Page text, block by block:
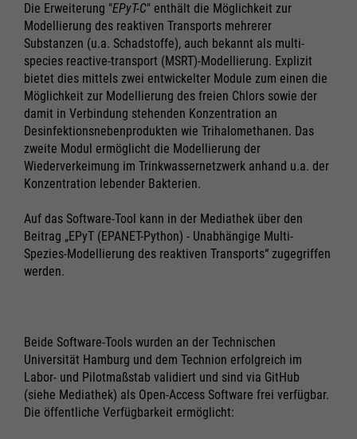
Die Erweiterung "EPyT-C" enthält die Möglichkeit zur
Modellierung des reaktiven Transports mehrerer
Substanzen (u.a. Schadstoffe), auch bekannt als multi-
species reactive-transport (MSRT)-Modellierung. Explizit
bietet dies mittels zwei entwickelter Module zum einen die
Möglichkeit zur Modellierung des freien Chlors sowie der
damit in Verbindung stehenden Konzentration an
Desinfektionsnebenprodukten wie Trihalomethanen. Das
zweite Modul ermöglicht die Modellierung der
Wiederverkeimung im Trinkwassernetzwerk anhand u.a. der
Konzentration lebender Bakterien.
Auf das Software-Tool kann in der Mediathek über den
Beitrag „EPyT (EPANET-Python) - Unabhängige Multi-
Spezies-Modellierung des reaktiven Transports“ zugegriffen
werden.
Beide Software-Tools wurden an der Technischen
Universität Hamburg und dem Technion erfolgreich im
Labor- und Pilotmaßstab validiert und sind via GitHub
(siehe Mediathek) als Open-Access Software frei verfügbar.
Die öffentliche Verfügbarkeit ermöglicht: